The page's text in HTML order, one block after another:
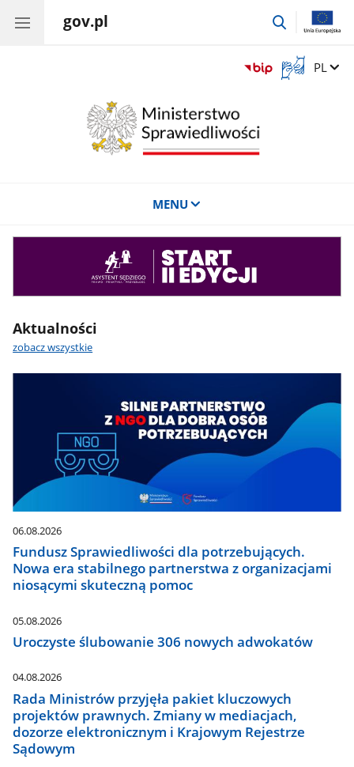
gov.pl
przejdź
Otwórz
okno
Zmień
PL
MENU
Aktualności
zobacz wszystkie
06.08.2026
Fundusz Sprawiedliwości dla potrzebujących.
Nowa era stabilnego partnerstwa z organizacjami
niosącymi skuteczną pomoc
05.08.2026
Uroczyste ślubowanie 306 nowych adwokatów
04.08.2026
Rada Ministrów przyjęła pakiet kluczowych
projektów prawnych. Zmiany w mediacjach,
dozorze elektronicznym i Krajowym Rejestrze
Sądowym